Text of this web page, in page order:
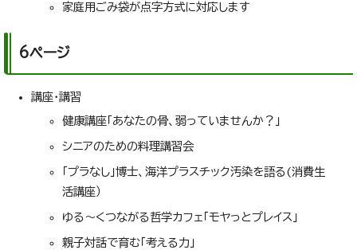
家庭用ごみ袋が点字方式に対応します
6ページ
講座・講習
健康講座「あなたの骨、弱っていませんか？」
シニアのための料理講習会
「プラなし」博士、海洋プラスチック汚染を語る(消費生
活講座）
ゆる～くつながる哲学カフェ「モヤっとプレイス」
親子対話で育む「考える力」